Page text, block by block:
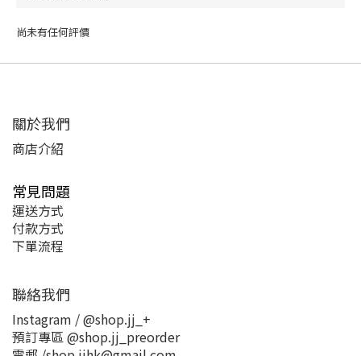
尚未有任何評價
關於我們
商店介紹
常見問題
運送方式
付款方式
下單流程
聯絡我們
Instagram / @shop.jj_+
預訂專區 @shop.jj_preorder